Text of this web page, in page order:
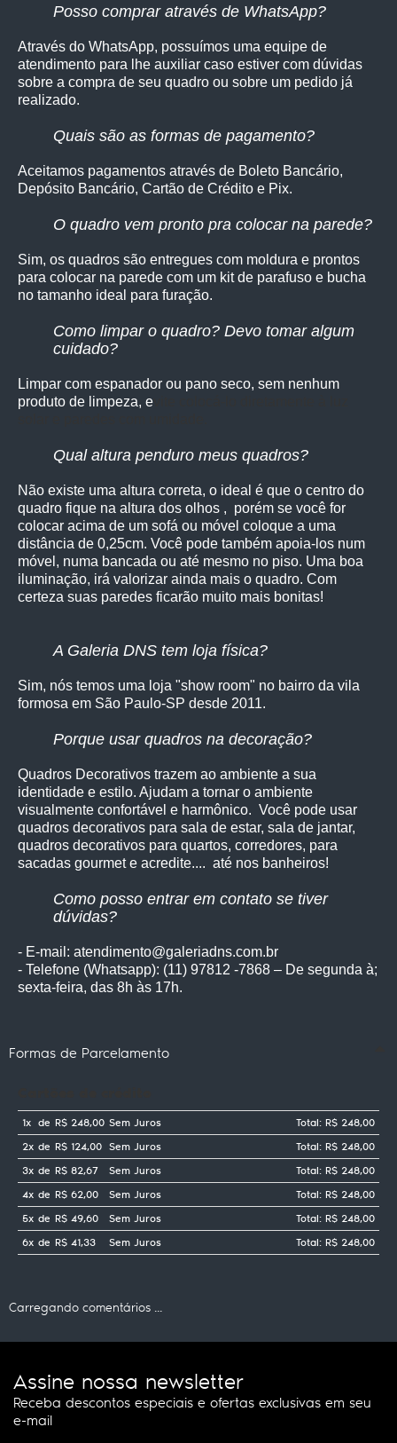
Posso comprar através de WhatsApp?
Através do WhatsApp, possuímos uma equipe de
atendimento para lhe auxiliar caso estiver com dúvidas
sobre a compra de seu quadro ou sobre um pedido já
realizado.
Quais são as formas de pagamento?
Aceitamos pagamentos através de Boleto Bancário,
Depósito Bancário, Cartão de Crédito e Pix.
O quadro vem pronto pra colocar na parede?
Sim, os quadros são entregues com moldura e prontos
para colocar na parede com um kit de parafuso e bucha
no tamanho ideal para furação.
Como limpar o quadro? Devo tomar algum
cuidado?
Limpar com espanador ou pano seco, sem nenhum
produto de limpeza, e
Qual altura penduro meus quadros?
Não existe uma altura correta, o ideal é que o centro do
quadro fique na altura dos olhos , porém se você for
colocar acima de um sofá ou móvel coloque a uma
distância de 0,25cm. Você pode também apoia-los num
móvel, numa bancada ou até mesmo no piso. Uma boa
iluminação, irá valorizar ainda mais o quadro. Com
certeza suas paredes ficarão muito mais bonitas!
A Galeria DNS tem loja física?
Sim, nós temos uma loja "show room" no bairro da vila
formosa em São Paulo-SP desde 2011.
Porque usar quadros na decoração?
Quadros Decorativos trazem ao ambiente a sua
identidade e estilo. Ajudam a tornar o ambiente
visualmente confortável e harmônico. Você pode usar
quadros decorativos para sala de estar, sala de jantar,
quadros decorativos para quartos, corredores, para
sacadas gourmet e acredite.... até nos banheiros!
Como posso entrar em contato se tiver
dúvidas?
- E-mail: atendimento@galeriadns.com.br
- Telefone (Whatsapp): (11) 97812 -7868 – De segunda à;
sexta-feira, das 8h às 17h.
Formas de Parcelamento
1x de R$ 248,00 Sem Juros
Total: R$ 248,00
2x de R$ 124,00 Sem Juros
Total: R$ 248,00
3x de R$ 82,67 Sem Juros
Total: R$ 248,00
4x de R$ 62,00 Sem Juros
Total: R$ 248,00
5x de R$ 49,60 Sem Juros
Total: R$ 248,00
6x de R$ 41,33 Sem Juros Total: R$ 248,00
Carregando comentários ...
Assine nossa newsletter
Receba descontos especiais e ofertas exclusivas em seu
e-mail